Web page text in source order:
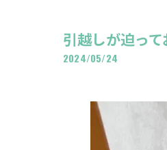
引越しが迫っ
2024/05/24